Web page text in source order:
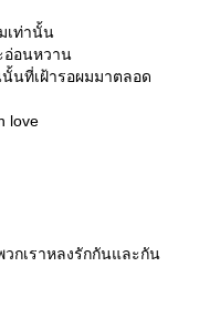
เท่านั้น
อ่อนหวาน
นที่เฝ้ารอผมมาตลอด
love
วกเราหลงรักกันและกัน